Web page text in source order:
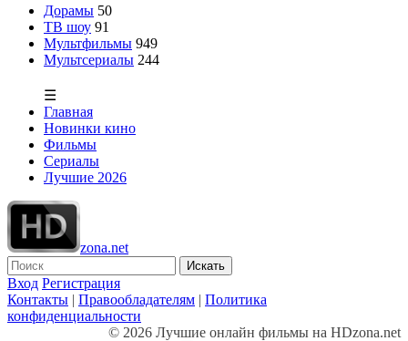
Дорамы 50
ТВ шоу 91
Мультфильмы 949
Мультсериалы 244
☰
Главная
Новинки кино
Фильмы
Сериалы
Лучшие 2026
zona.net
Искать
Вход Регистрация
Контакты | Правообладателям | Политика
конфиденциальности
© 2026 Лучшие онлайн фильмы на HDzona.net